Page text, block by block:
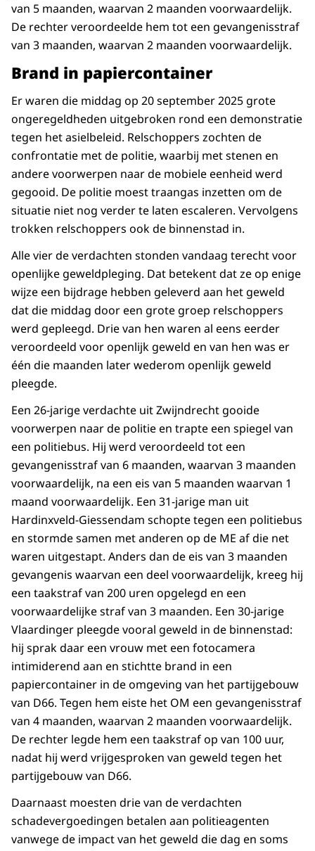
van 5 maanden, waarvan 2 maanden voorwaardelijk.
De rechter veroordeelde hem tot een gevangenisstraf
van 3 maanden, waarvan 2 maanden voorwaardelijk.
Brand in papiercontainer
Er waren die middag op 20 september 2025 grote
ongeregeldheden uitgebroken rond een demonstratie
tegen het asielbeleid. Relschoppers zochten de
confrontatie met de politie, waarbij met stenen en
andere voorwerpen naar de mobiele eenheid werd
gegooid. De politie moest traangas inzetten om de
situatie niet nog verder te laten escaleren. Vervolgens
trokken relschoppers ook de binnenstad in.
Alle vier de verdachten stonden vandaag terecht voor
openlijke geweldpleging. Dat betekent dat ze op enige
wijze een bijdrage hebben geleverd aan het geweld
dat die middag door een grote groep relschoppers
werd gepleegd. Drie van hen waren al eens eerder
veroordeeld voor openlijk geweld en van hen was er
één die maanden later wederom openlijk geweld
pleegde.
Een 26-jarige verdachte uit Zwijndrecht gooide
voorwerpen naar de politie en trapte een spiegel van
een politiebus. Hij werd veroordeeld tot een
gevangenisstraf van 6 maanden, waarvan 3 maanden
voorwaardelijk, na een eis van 5 maanden waarvan 1
maand voorwaardelijk. Een 31-jarige man uit
Hardinxveld-Giessendam schopte tegen een politiebus
en stormde samen met anderen op de ME af die net
waren uitgestapt. Anders dan de eis van 3 maanden
gevangenis waarvan een deel voorwaardelijk, kreeg hij
een taakstraf van 200 uren opgelegd en een
voorwaardelijke straf van 3 maanden. Een 30-jarige
Vlaardinger pleegde vooral geweld in de binnenstad:
hij sprak daar een vrouw met een fotocamera
intimiderend aan en stichtte brand in een
papiercontainer in de omgeving van het partijgebouw
van D66. Tegen hem eiste het OM een gevangenisstraf
van 4 maanden, waarvan 2 maanden voorwaardelijk.
De rechter legde hem een taakstraf op van 100 uur,
nadat hij werd vrijgesproken van geweld tegen het
partijgebouw van D66.
Daarnaast moesten drie van de verdachten
schadevergoedingen betalen aan politieagenten
vanwege de impact van het geweld die dag en soms